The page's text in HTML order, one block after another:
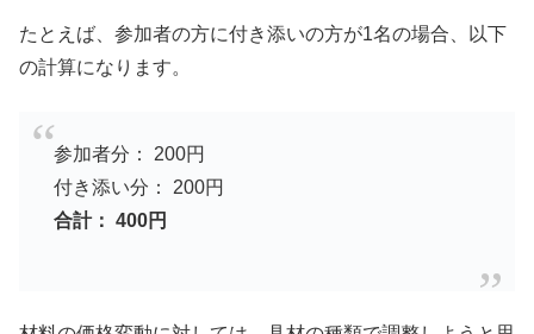
たとえば、参加者の方に付き添いの方が1名の場合、以下
の計算になります。
参加者分： 200円
付き添い分： 200円
合計： 400円